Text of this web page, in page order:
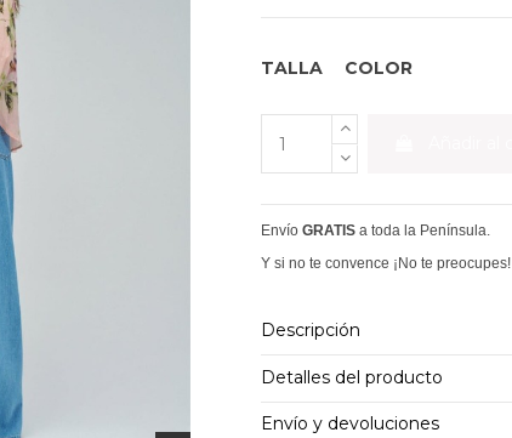
TALLA COLOR
Envío GRATIS a toda la Península.
Y si no te convence ¡No te preocupes!
Descripción
Detalles del producto
Envío y devoluciones